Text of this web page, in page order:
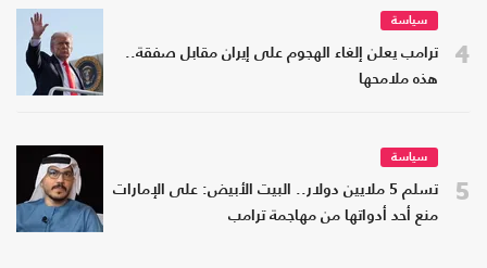
4
سياسة
ترامب يعلن إلغاء الهجوم على إيران مقابل صفقة..
هذه ملامحها
5
سياسة
تسلم 5 ملايين دولار.. البيت الأبيض: على الإمارات
منع أحد أدواتها من مهاجمة ترامب